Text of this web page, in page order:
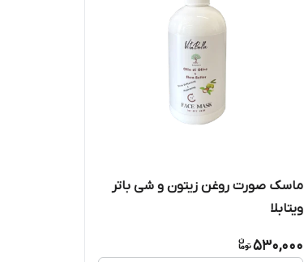
ماسک صورت روغن زیتون و شی باتر
ویتابلا
530,000